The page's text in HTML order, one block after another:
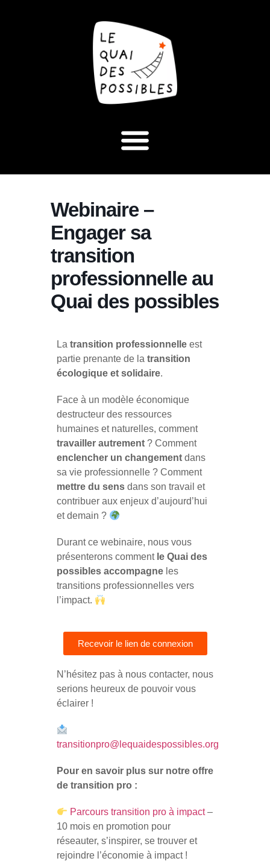
Webinaire –
Engager sa
transition
professionnelle au
Quai des possibles
La transition professionnelle est
partie prenante de la transition
écologique et solidaire.
Face à un modèle économique
destructeur des ressources
humaines et naturelles, comment
travailler autrement ? Comment
enclencher un changement dans
sa vie professionnelle ? Comment
mettre du sens dans son travail et
contribuer aux enjeux d’aujourd’hui
et demain ?
Durant ce webinaire, nous vous
présenterons comment le Quai des
possibles accompagne les
transitions professionnelles vers
l’impact.
Recevoir le lien de connexion
N’hésitez pas à nous contacter, nous
serions heureux de pouvoir vous
éclairer !
transitionpro@lequaidespossibles.org
Pour en savoir plus sur notre offre
de transition pro :
Parcours transition pro à impact–
10 mois en promotion pour
réseauter, s’inspirer, se trouver et
rejoindre l’économie à impact !